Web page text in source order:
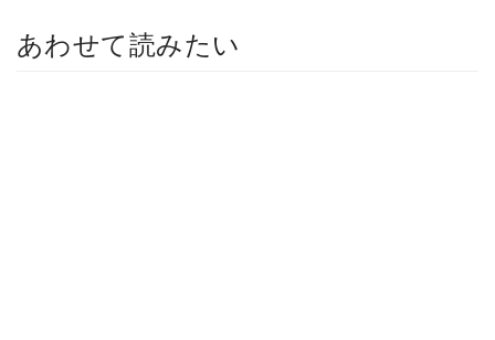
あわせて読みたい